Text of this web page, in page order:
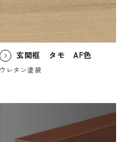
玄関框 タモ AF色
ウレタン塗装